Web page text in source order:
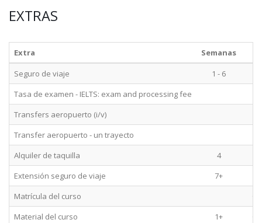
EXTRAS
Extra
Semanas
Seguro de viaje
1 - 6
Tasa de examen - IELTS: exam and processing fee
Transfers aeropuerto (i/v)
Transfer aeropuerto - un trayecto
Alquiler de taquilla
4
Extensión seguro de viaje
7+
Matrícula del curso
Material del curso
1+